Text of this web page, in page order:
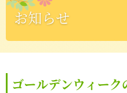
お知らせ
ゴールデンウィーク